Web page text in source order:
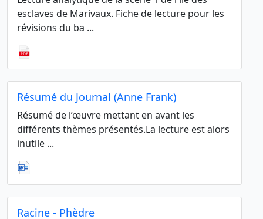
esclaves de Marivaux. Fiche de lecture pour les
révisions du ba ...
Résumé du Journal (Anne Frank)
Résumé de l’œuvre mettant en avant les
différents thèmes présentés.La lecture est alors
inutile ...
Racine - Phèdre